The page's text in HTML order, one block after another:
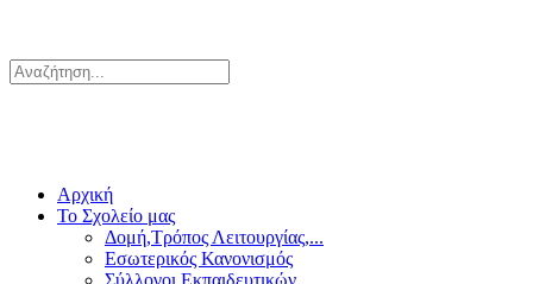
Αρχική
Το Σχολείο μας
Δομή,Τρόπος Λειτουργίας,...
Εσωτερικός Κανονισμός
Σύλλογοι Εκπαιδευτικών